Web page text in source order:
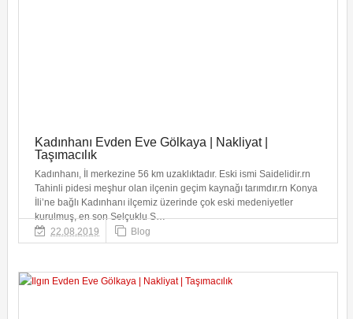
Kadınhanı Evden Eve Gölkaya | Nakliyat |
Taşımacılık
Kadınhanı, İl merkezine 56 km uzaklıktadır. Eski ismi Saidelidir.rn
Tahinli pidesi meşhur olan ilçenin geçim kaynağı tarımdır.rn Konya
İli’ne bağlı Kadınhanı ilçemiz üzerinde çok eski medeniyetler
kurulmuş, en son Selçuklu S…
22.08.2019
Blog